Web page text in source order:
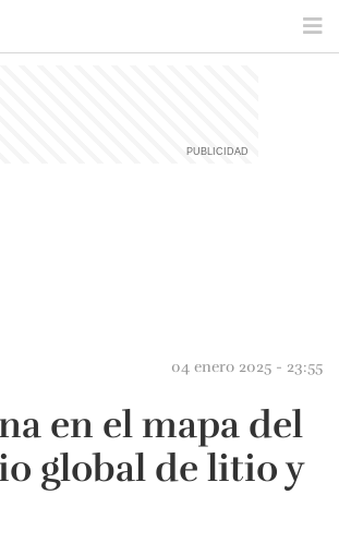
04 enero 2025 - 23:55
en el mapa del
global de litio y